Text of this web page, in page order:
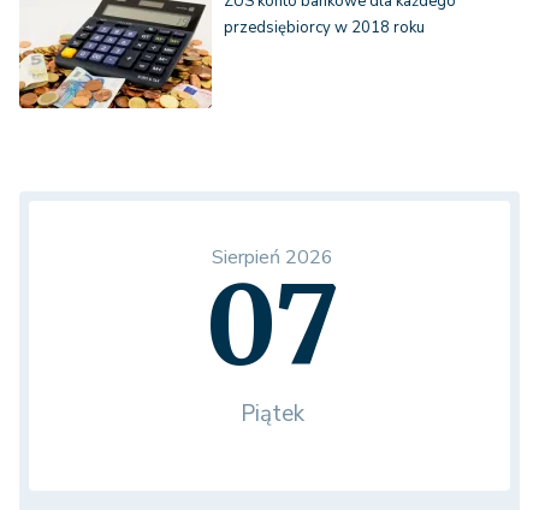
przedsiębiorcy w 2018 roku
Sierpień 2026
07
Piątek